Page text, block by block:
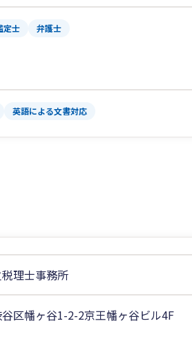
定士 弁護士
英語による文書対応
理士事務所
区幡ヶ谷1-2-2京王幡ヶ谷ビル4F